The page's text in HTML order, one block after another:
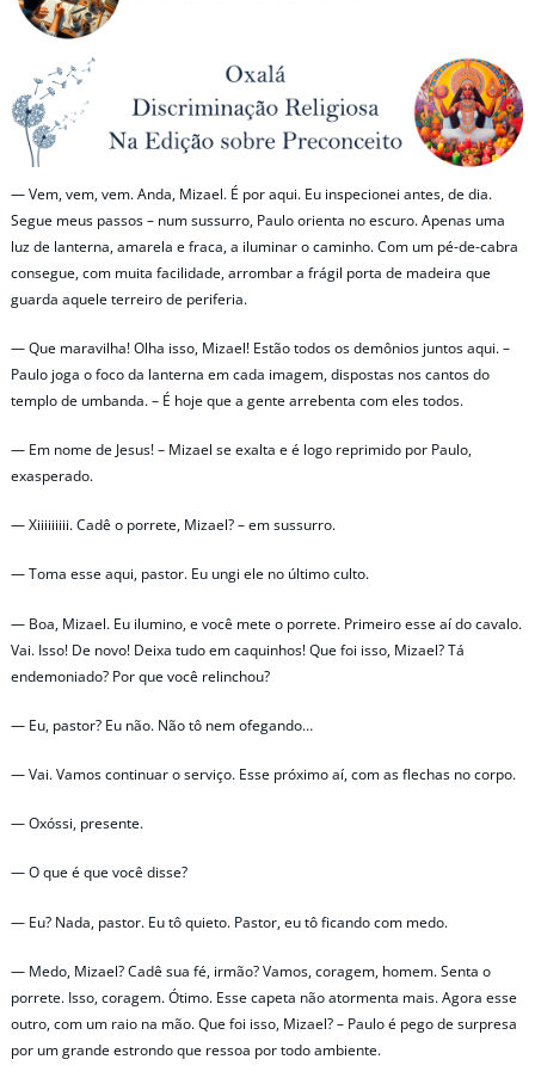
— Vem, vem, vem. Anda, Mizael. É por aqui. Eu inspecionei antes, de dia.
Segue meus passos – num sussurro, Paulo orienta no escuro. Apenas uma
luz de lanterna, amarela e fraca, a iluminar o caminho. Com um pé-de-cabra
consegue, com muita facilidade, arrombar a frágil porta de madeira que
guarda aquele terreiro de periferia.
— Que maravilha! Olha isso, Mizael! Estão todos os demônios juntos aqui. –
Paulo joga o foco da lanterna em cada imagem, dispostas nos cantos do
templo de umbanda. – É hoje que a gente arrebenta com eles todos.
— Em nome de Jesus! – Mizael se exalta e é logo reprimido por Paulo,
exasperado.
— Xiiiiiiiii. Cadê o porrete, Mizael? – em sussurro.
— Toma esse aqui, pastor. Eu ungi ele no último culto.
— Boa, Mizael. Eu ilumino, e você mete o porrete. Primeiro esse aí do cavalo.
Vai. Isso! De novo! Deixa tudo em caquinhos! Que foi isso, Mizael? Tá
endemoniado? Por que você relinchou?
— Eu, pastor? Eu não. Não tô nem ofegando…
— Vai. Vamos continuar o serviço. Esse próximo aí, com as flechas no corpo.
— Oxóssi, presente.
— O que é que você disse?
— Eu? Nada, pastor. Eu tô quieto. Pastor, eu tô ficando com medo.
— Medo, Mizael? Cadê sua fé, irmão? Vamos, coragem, homem. Senta o
porrete. Isso, coragem. Ótimo. Esse capeta não atormenta mais. Agora esse
outro, com um raio na mão. Que foi isso, Mizael? – Paulo é pego de surpresa
por um grande estrondo que ressoa por todo ambiente.